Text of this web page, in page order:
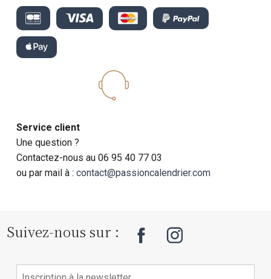
Service client
Une question ?
Contactez-nous au 06 95 40 77 03
ou par mail à :contact@passioncalendrier.com
Suivez-nous sur :